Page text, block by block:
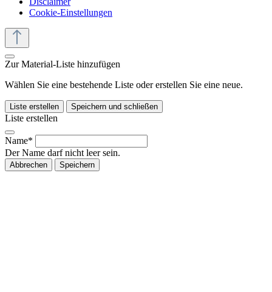
Cookie-Einstellungen
Zur Material-Liste hinzufügen
Wählen Sie eine bestehende Liste oder erstellen Sie eine neue.
Liste erstellen Speichern und schließen
Liste erstellen
Name*
Der Name darf nicht leer sein.
Abbrechen Speichern